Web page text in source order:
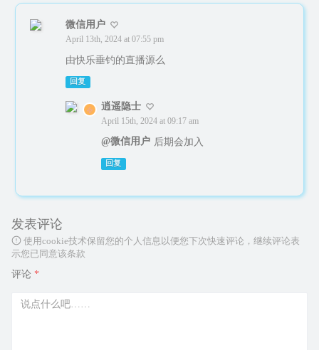
微信用户
April 13th, 2024 at 07:55 pm
由快乐垂钓的直播源么
回复
逍遥隐士
April 15th, 2024 at 09:17 am
@微信用户 后期会加入
回复
发表评论
使用cookie技术保留您的个人信息以便您下次快速评论，继续评论表
示您已同意该条款
评论 *